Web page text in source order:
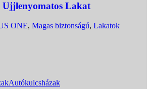
Ujjlenyomatos Lakat
ONE, Magas biztonságú, Lakatok
Autókulcsházak